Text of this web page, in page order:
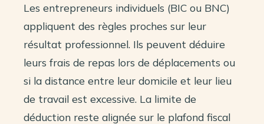
Les entrepreneurs individuels (BIC ou BNC)
appliquent des règles proches sur leur
résultat professionnel. Ils peuvent déduire
leurs frais de repas lors de déplacements ou
si la distance entre leur domicile et leur lieu
de travail est excessive. La limite de
déduction reste alignée sur le plafond fiscal